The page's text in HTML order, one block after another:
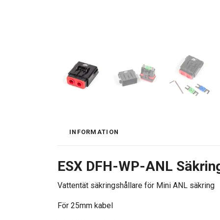
INFORMATION
ESX DFH-WP-ANL
Vattentät säkringshållare för Mini ANL säkring
För 25mm kabel